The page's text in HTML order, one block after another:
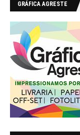
GRÁFICA AGRESTE